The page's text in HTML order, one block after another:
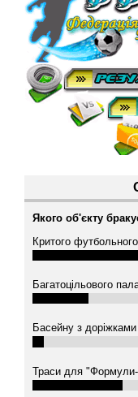
Якого об'єкту
Критого
Багатоцільового
Басейну з
Траси для